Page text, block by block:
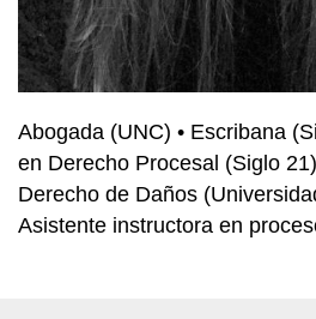
Abogada (UNC) • Escribana
en Derecho Procesal (Siglo
Derecho de Daños
Asistente instructora en